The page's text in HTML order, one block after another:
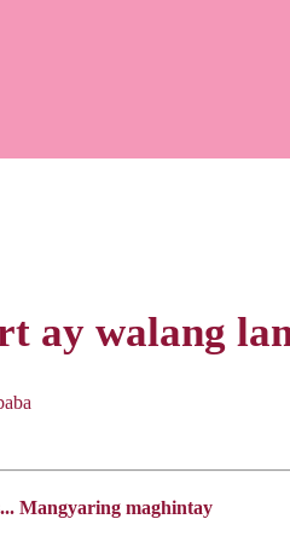
ay walang
Mangyaring maghintay